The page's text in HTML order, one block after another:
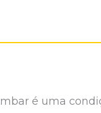
é uma